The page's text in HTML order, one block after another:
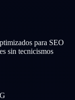
para SEO
sin tecnicismos